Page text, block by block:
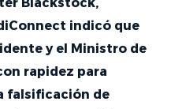
indicó que
y el Ministro de
rapidez para
falsificación de